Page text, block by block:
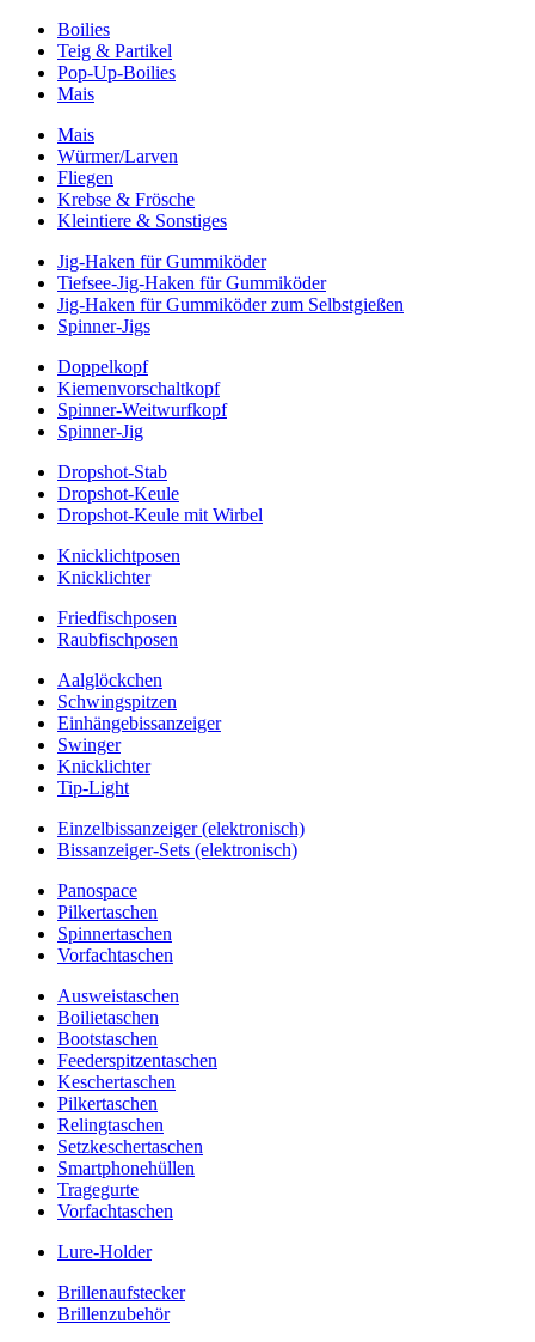
Boilies
Teig & Partikel
Pop-Up-Boilies
Mais
Mais
Würmer/Larven
Fliegen
Krebse & Frösche
Kleintiere & Sonstiges
Jig-Haken für Gummiköder
Tiefsee-Jig-Haken für Gummiköder
Jig-Haken für Gummiköder zum Selbstgießen
Spinner-Jigs
Doppelkopf
Kiemenvorschaltkopf
Spinner-Weitwurfkopf
Spinner-Jig
Dropshot-Stab
Dropshot-Keule
Dropshot-Keule mit Wirbel
Knicklichtposen
Knicklichter
Friedfischposen
Raubfischposen
Aalglöckchen
Schwingspitzen
Einhängebissanzeiger
Swinger
Knicklichter
Tip-Light
Einzelbissanzeiger (elektronisch)
Bissanzeiger-Sets (elektronisch)
Panospace
Pilkertaschen
Spinnertaschen
Vorfachtaschen
Ausweistaschen
Boilietaschen
Bootstaschen
Feederspitzentaschen
Keschertaschen
Pilkertaschen
Relingtaschen
Setzkeschertaschen
Smartphonehüllen
Tragegurte
Vorfachtaschen
Lure-Holder
Brillenaufstecker
Brillenzubehör